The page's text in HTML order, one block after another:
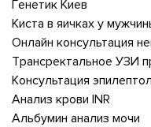
Генетик Киев
Киста в яичках у
Онлайн консультация
Трансректальное УЗИ
Консультация
Анализ крови INR
Альбумин анализ мочи